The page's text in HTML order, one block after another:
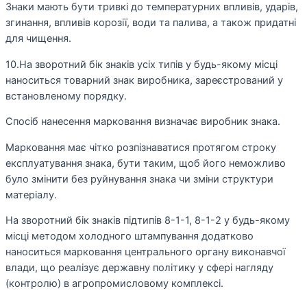
Знаки мають бути тривкі до температурних впливів, ударів,
згинання, впливів корозії, води та палива, а також придатні
для чищення.
10.На зворотний бік знаків усіх типів у будь-якому місці
наноситься товарний знак виробника, зареєстрований у
встановленому порядку.
Спосіб нанесення марковання визначає виробник знака.
Марковання має чітко розпізнаватися протягом строку
експлуатування знака, бути таким, щоб його неможливо
було змінити без руйнування знака чи зміни структури
матеріалу.
На зворотний бік знаків підтипів 8-1-1, 8-1-2 у будь-якому
місці методом холодного штампування додатково
наноситься марковання центрального органу виконавчої
влади, що реалізує державну політику у сфері нагляду
(контролю) в агропромисловому комплексі.